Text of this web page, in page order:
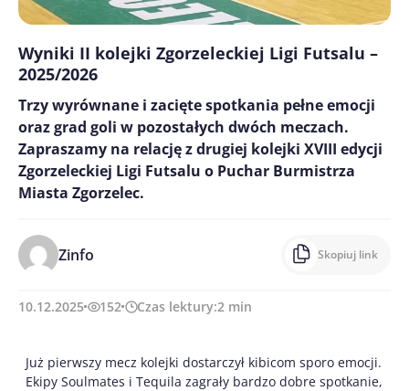
Wyniki II kolejki Zgorzeleckiej Ligi Futsalu –
2025/2026
Trzy wyrównane i zacięte spotkania pełne emocji
oraz grad goli w pozostałych dwóch meczach.
Zapraszamy na relację z drugiej kolejki XVIII edycji
Zgorzeleckiej Ligi Futsalu o Puchar Burmistrza
Miasta Zgorzelec.
Zinfo Skopiuj link
10.12.2025 152 Czas lektury:2 min
Już pierwszy mecz kolejki dostarczył kibicom sporo emocji.
Ekipy Soulmates i Tequila zagrały bardzo dobre spotkanie,